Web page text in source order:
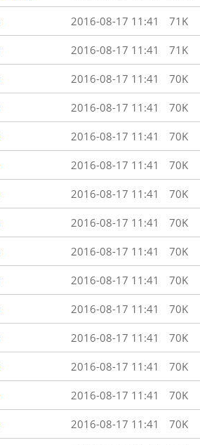
2016-08-17 11:41 71K
2016-08-17 11:41 71K
2016-08-17 11:41 70K
2016-08-17 11:41 70K
2016-08-17 11:41 70K
2016-08-17 11:41 70K
2016-08-17 11:41 70K
2016-08-17 11:41 70K
2016-08-17 11:41 70K
2016-08-17 11:41 70K
2016-08-17 11:41 70K
2016-08-17 11:41 70K
2016-08-17 11:41 70K
2016-08-17 11:41 70K
2016-08-17 11:41 70K